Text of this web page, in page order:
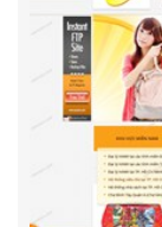
Thiết kế website